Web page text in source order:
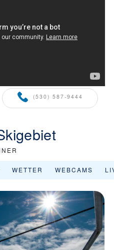
(530) 587-9444
WETTER WEBCAMS